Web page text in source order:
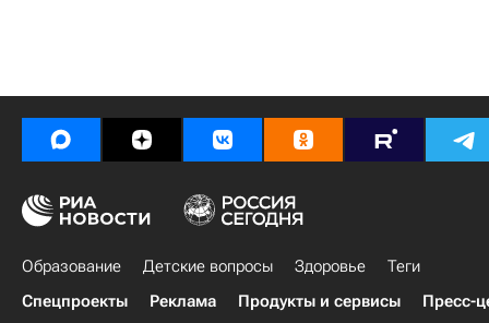
Образование Детские вопросы Здоровье
Теги
Спецпроекты
Реклама Продукты и сервисы Пресс-